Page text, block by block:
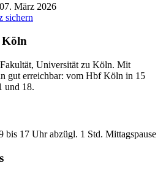
März 2026
sichern
Köln
Universität zu Köln. Mit
gut erreichbar: vom Hbf Köln in 15
und 18.
bis 17 Uhr abzügl. 1 Std. Mittagspause